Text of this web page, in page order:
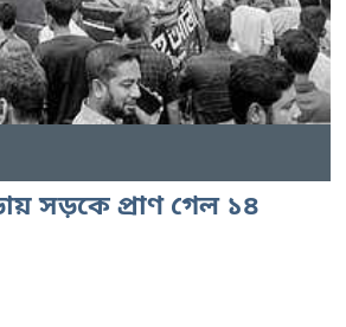
সড়কে প্রাণ গেল ১৪